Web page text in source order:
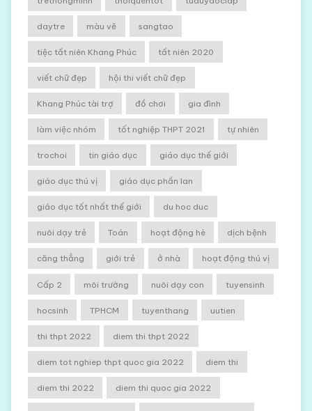
daytre màu vẽ sangtao
tiệc tất niên Khang Phúc tất niên 2020
viết chữ đẹp hội thi viết chữ đẹp
Khang Phúc tài trợ đồ chơi gia đình
làm việc nhóm tốt nghiệp THPT 2021 tự nhiên
trochoi tin giáo dục giáo dục thế giới
giáo dục thú vị giáo dục phần lan
giáo dục tốt nhất thế giới du hoc duc
nuôi dạy trẻ Toán hoạt động hè dịch bệnh
căng thẳng giới trẻ ở nhà hoạt động thú vị
Cấp 2 môi trường nuôi dạy con tuyensinh
hocsinh TPHCM tuyenthang uutien
thi thpt 2022 diem thi thpt 2022
diem tot nghiep thpt quoc gia 2022 diem thi
diem thi 2022 diem thi quoc gia 2022